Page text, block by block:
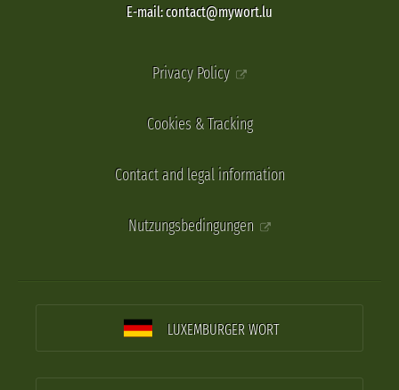
E-mail: contact@mywort.lu
Privacy Policy
Cookies & Tracking
Contact and legal information
Nutzungsbedingungen
LUXEMBURGER WORT